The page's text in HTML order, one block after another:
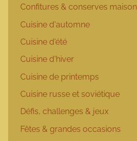
Confitures & conserves maison
Cuisine d'automne
Cuisine d'été
Cuisine d'hiver
Cuisine de printemps
Cuisine russe et soviétique
Défis, challenges & jeux
Fêtes & grandes occasions